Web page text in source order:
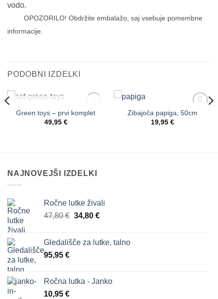
vodo.
OPOZORILO! Obdržite embalažo, saj vsebuje pomembne
informacije.
PODOBNI IZDELKI
Dodaj
NI NA ZALOGI
Green toys – prvi komplet
49,95 €
Dodaj
Zibajoča papiga, 50cm
19,95 €
NAJNOVEJŠI IZDELKI
Ročne lutke živali
47,80€ Izvirna
bila:
34,80 €Trenutna
34,80 €.
Gledališče za lutke, talno
95,95 €
Ročna lutka - Janko
10,95 €